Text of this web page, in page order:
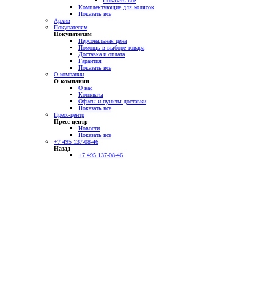
Комплектующие для колясок
Показать все
Архив
Покупателям
Покупателям
Персональная цена
Помощь в выборе товара
Доставка и оплата
Гарантия
Показать все
О компании
О компании
О нас
Контакты
Офисы и пункты доставки
Показать все
Пресс-центр
Пресс-центр
Новости
Показать все
+7 495 137-08-46
Назад
+7 495 137-08-46